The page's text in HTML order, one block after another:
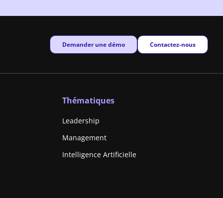
New window
Demander une démo New window
Contactez-nous
Thématiques
Leadership
Management
Intelligence Artificielle